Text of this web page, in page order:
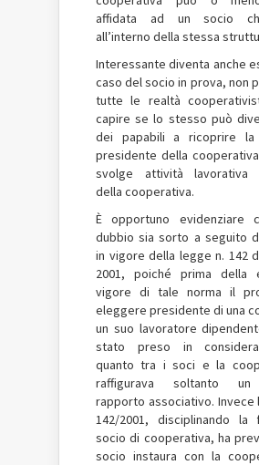
affidata ad un socio
all’interno della stessa
Interessante diventa anche
caso del socio in prova, non
tutte le realtà
capire se lo stesso può
dei papabili a ricoprire la
presidente della
svolge attività lavorativa
della cooperativa.
È opportuno evidenziare
dubbio sia sorto a seguito
in vigore della legge n. 142
2001, poiché prima della
vigore di tale norma il
eleggere presidente di una
un suo lavoratore
stato preso in
quanto tra i soci e la
raffigurava soltanto un
rapporto associativo. Invece
142/2001, disciplinando la
socio di cooperativa, ha
socio instaura con la